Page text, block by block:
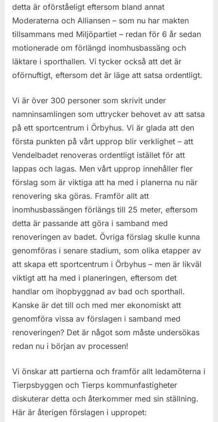
detta är oförståeligt eftersom bland annat
Moderaterna och Alliansen – som nu har makten
tillsammans med Miljöpartiet – redan för 6 år sedan
motionerade om förlängd inomhusbassäng och
läktare i sporthallen. Vi tycker också att det är
oförnuftigt, eftersom det är läge att satsa ordentligt.
Vi är över 300 personer som skrivit under
namninsamlingen som uttrycker behovet av att satsa
på ett sportcentrum i Örbyhus. Vi är glada att den
första punkten på vårt upprop blir verklighet – att
Vendelbadet renoveras ordentligt istället för att
lappas och lagas. Men vårt upprop innehåller fler
förslag som är viktiga att ha med i planerna nu när
renovering ska göras. Framför allt att
inomhusbassängen förlängs till 25 meter, eftersom
detta är passande att göra i samband med
renoveringen av badet. Övriga förslag skulle kunna
genomföras i senare stadium, som olika etapper av
att skapa ett sportcentrum i Örbyhus – men är likväl
viktigt att ha med i planeringen, eftersom det
handlar om ihopbyggnad av bad och sporthall.
Kanske är det till och med mer ekonomiskt att
genomföra vissa av förslagen i samband med
renoveringen? Det är något som måste undersökas
redan nu i början av processen!
Vi önskar att partierna och framför allt ledamöterna i
Tierpsbyggen och Tierps kommunfastigheter
diskuterar detta och återkommer med sin ställning.
Här är återigen förslagen i uppropet: